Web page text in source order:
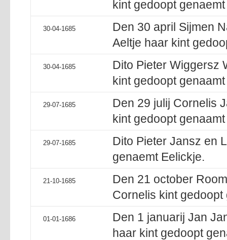
kint gedoopt
30-04-1685
Den 30 april Sijmen
Aeltje haar kint
30-04-1685
Dito Pieter Wiggersz
kint gedoopt
29-07-1685
Den 29 julij Cornelis
kint gedoopt
29-07-1685
Dito Pieter Jansz en
genaemt Eelickje.
21-10-1685
Den 21 october
Cornelis kint
01-01-1686
Den 1 januarij Jan
haar kint gedoopt